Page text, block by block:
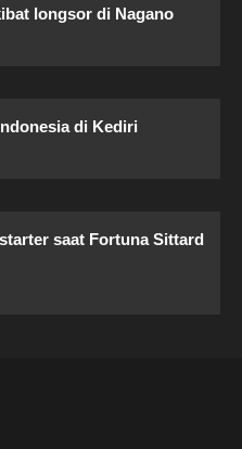
longsor di Nagano
di Kediri
saat Fortuna Sittard